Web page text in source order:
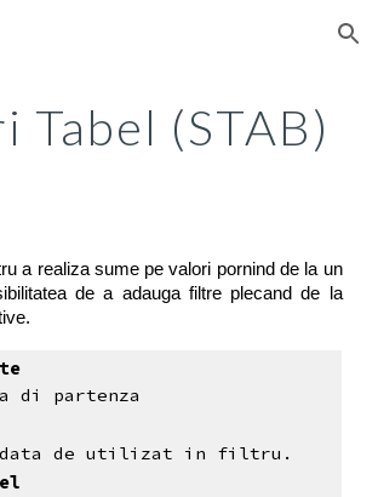
Skip to navigation
Tabel (STAB)
a realiza sume pe valori pornind de la un
de a adauga filtre plecand de la
di partenza
data de utilizat in filtru.